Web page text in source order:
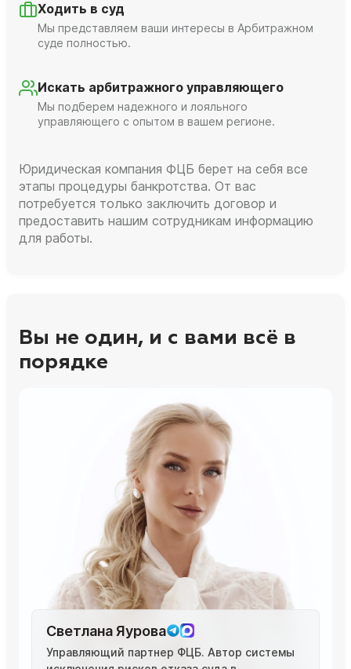
Ходить в суд
Мы представляем ваши интересы в Арбитражном
суде полностью.
Искать арбитражного управляющего
Мы подберем надежного и лояльного
управляющего с опытом в вашем регионе.
Юридическая компания ФЦБ берет на себя все
этапы процедуры банкротства. От вас
потребуется только заключить договор и
предоставить нашим сотрудникам информацию
для работы.
Вы не один, и с вами всё в
порядке
Светлана Яурова
Управляющий партнер ФЦБ. Автор системы